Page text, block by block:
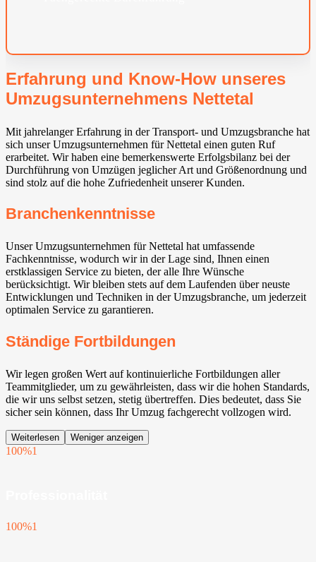
Erfahrung und Know-How unseres
Umzugsunternehmens Nettetal
Mit jahrelanger Erfahrung in der Transport- und Umzugsbranche hat
sich unser Umzugsunternehmen für Nettetal einen guten Ruf
erarbeitet. Wir haben eine bemerkenswerte Erfolgsbilanz bei der
Durchführung von Umzügen jeglicher Art und Größenordnung und
sind stolz auf die hohe Zufriedenheit unserer Kunden.
Branchenkenntnisse
Unser Umzugsunternehmen für Nettetal hat umfassende
Fachkenntnisse, wodurch wir in der Lage sind, Ihnen einen
erstklassigen Service zu bieten, der alle Ihre Wünsche
berücksichtigt. Wir bleiben stets auf dem Laufenden über neuste
Entwicklungen und Techniken in der Umzugsbranche, um jederzeit
optimalen Service zu garantieren.
Ständige Fortbildungen
Wir legen großen Wert auf kontinuierliche Fortbildungen aller
Teammitglieder, um zu gewährleisten, dass wir die hohen Standards,
die wir uns selbst setzen, stetig übertreffen. Dies bedeutet, dass Sie
sicher sein können, dass Ihr Umzug fachgerecht vollzogen wird.
Weiterlesen Weniger anzeigen
100%1
100%1